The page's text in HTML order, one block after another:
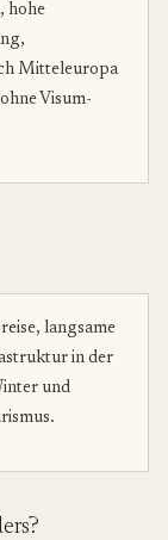
hohe
Mitteleuropa
Visum-
langsame
in der
und